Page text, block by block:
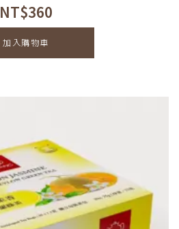
NT$360
加入購物車